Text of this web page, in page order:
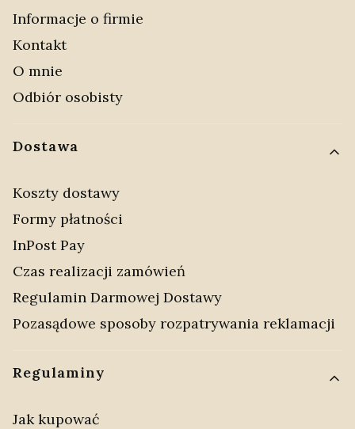
Informacje o firmie
Kontakt
O mnie
Odbiór osobisty
Dostawa
Koszty dostawy
Formy płatności
InPost Pay
Czas realizacji zamówień
Regulamin Darmowej Dostawy
Pozasądowe sposoby rozpatrywania reklamacji
Regulaminy
Jak kupować